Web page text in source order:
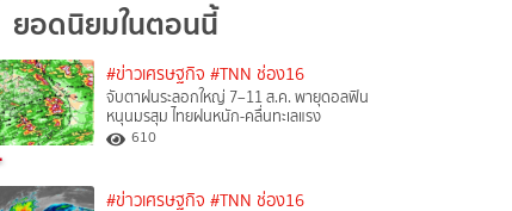
ยอดนิยมในตอนนี้
#ข่าวเศรษฐกิจ #TNN ช่อง16
จับตาฝนระลอกใหญ่ 7–11 ส.ค. พายุดอลฟิน
หนุนมรสุม ไทยฝนหนัก-คลื่นทะเลแรง
610
#ข่าวเศรษฐกิจ #TNN ช่อง16